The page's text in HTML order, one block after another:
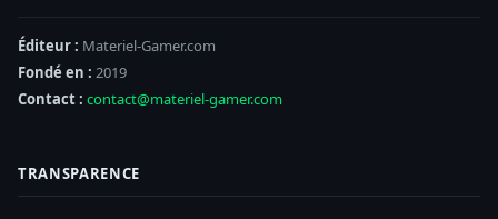
Éditeur : Materiel-Gamer.com
Fondé en : 2019
Contact : contact@materiel-gamer.com
TRANSPARENCE